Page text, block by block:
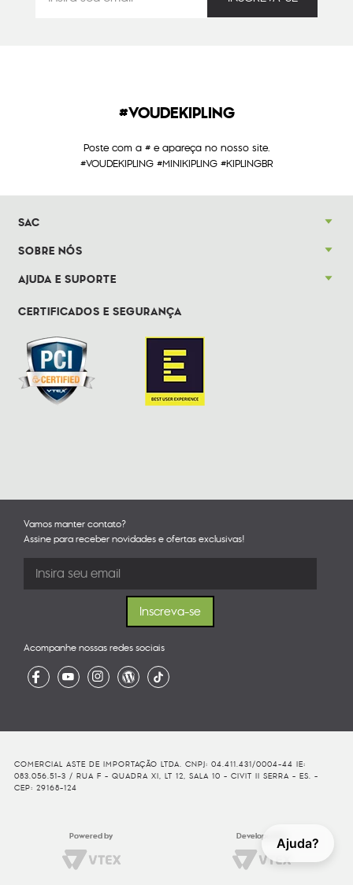
Ajuda?
#VOUDEKIPLING
Poste com a # e apareça no nosso site.
#VOUDEKIPLING #MINIKIPLING #KIPLINGBR
SAC
SOBRE NÓS
AJUDA E SUPORTE
CERTIFICADOS E SEGURANÇA
Vamos manter contato?
Assine para receber novidades e ofertas exclusivas!
Acompanhe nossas redes sociais
COMERCIAL ASTE DE IMPORTAÇÃO LTDA. CNPJ: 04.411.431/0004-44 IE:
083.056.51-3 / RUA F - QUADRA XI, LT 12, SALA 10 - CIVIT II SERRA - ES. -
CEP: 29168-124
Powered by Developed By